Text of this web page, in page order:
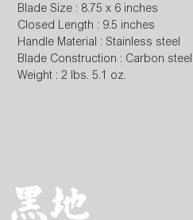
Blade Size : 8.75 x 6 inches
Closed Length : 9.5 inches
Handle Material : Stainless steel
Blade Construction : Carbon steel
Weight : 2 lbs. 5.1 oz.